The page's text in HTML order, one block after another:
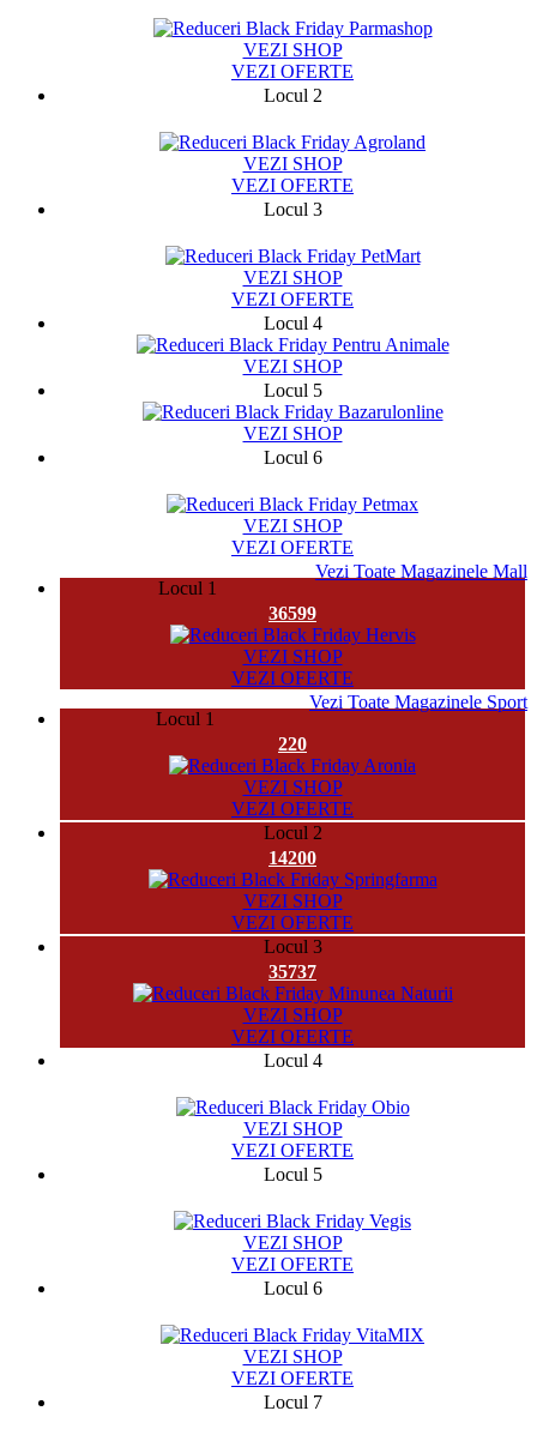
VEZI SHOP
VEZI OFERTE
Locul 2
VEZI SHOP
VEZI OFERTE
Locul 3
VEZI SHOP
VEZI OFERTE
Locul 4
VEZI SHOP
Locul 5
VEZI SHOP
Locul 6
VEZI SHOP
VEZI OFERTE
Vezi Toate Magazinele Mall
Locul 1
36599
VEZI SHOP
VEZI OFERTE
Vezi Toate Magazinele Sport
Locul 1
220
VEZI SHOP
VEZI OFERTE
Locul 2
14200
VEZI SHOP
VEZI OFERTE
Locul 3
35737
VEZI SHOP
VEZI OFERTE
Locul 4
VEZI SHOP
VEZI OFERTE
Locul 5
VEZI SHOP
VEZI OFERTE
Locul 6
VEZI SHOP
VEZI OFERTE
Locul 7